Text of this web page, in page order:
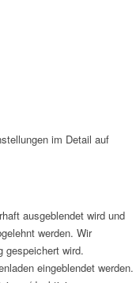
im Detail auf
ausgeblendet wird und
werden. Wir
gespeichert wird.
eingeblendet werden.